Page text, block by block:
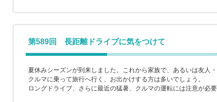
第589回 長距離ドライブに気をつけて
夏休みシーズンが到来しました。これから家族で、あるいは友人
クルマに乗って旅行へ行く、お出かけする方は多いでしょう。
ロングドライブ、さらに最近の猛暑、クルマの運転には注意が必